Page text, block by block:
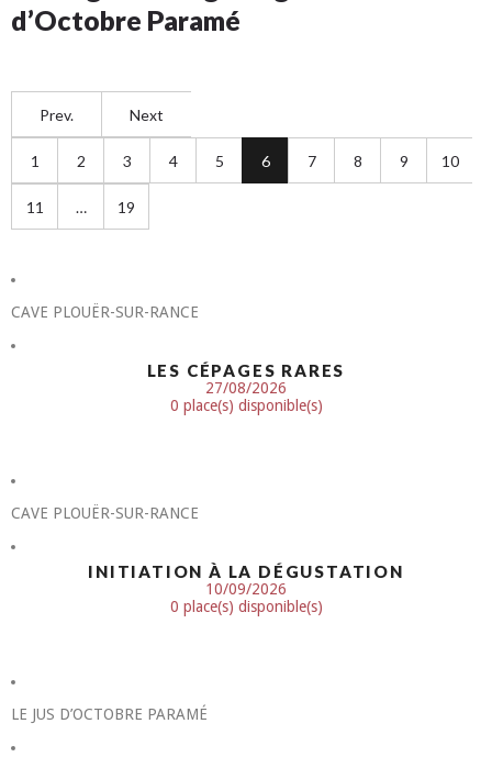
d’Octobre Paramé
Prev. Next
1 2 3 4 5 6 7 8 9 10
11 … 19
CAVE PLOUËR-SUR-RANCE
LES CÉPAGES RARES
27/08/2026
0 place(s) disponible(s)
CAVE PLOUËR-SUR-RANCE
INITIATION À LA DÉGUSTATION
10/09/2026
0 place(s) disponible(s)
LE JUS D’OCTOBRE PARAMÉ